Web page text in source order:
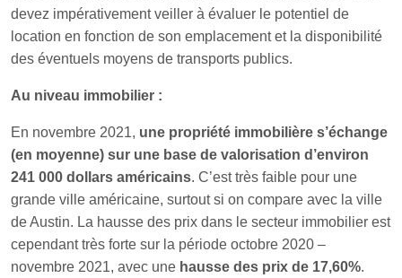
devez impérativement veiller à évaluer le potentiel de
location en fonction de son emplacement et la disponibilité
des éventuels moyens de transports publics.
Au niveau immobilier :
En novembre 2021, une propriété immobilière s’échange
(en moyenne) sur une base de valorisation d’environ
241 000 dollars américains. C’est très faible pour une
grande ville américaine, surtout si on compare avec la ville
de Austin. La hausse des prix dans le secteur immobilier est
cependant très forte sur la période octobre 2020 –
novembre 2021, avec une hausse des prix de 17,60%.